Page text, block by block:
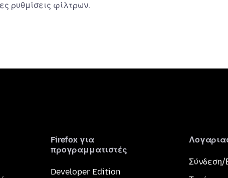
ρυθμίσεις φίλτρων.
Firefox για
προγραμματιστές
Developer Edition